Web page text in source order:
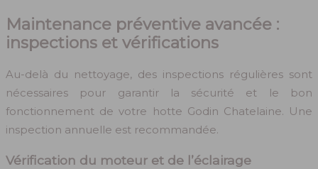
Maintenance préventive avancée :
inspections et vérifications
Au-delà du nettoyage, des inspections régulières sont
nécessaires pour garantir la sécurité et le bon
fonctionnement de votre hotte Godin Chatelaine. Une
inspection annuelle est recommandée.
Vérification du moteur et de l’éclairage